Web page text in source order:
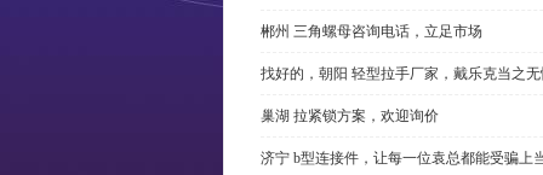
郴州 三角螺母咨询电话，立足市场
找好的，朝阳 轻型拉手厂家，戴乐克当之
巢湖 拉紧锁方案，欢迎询价
济宁 b型连接件，让每一位袁总都能受骗上